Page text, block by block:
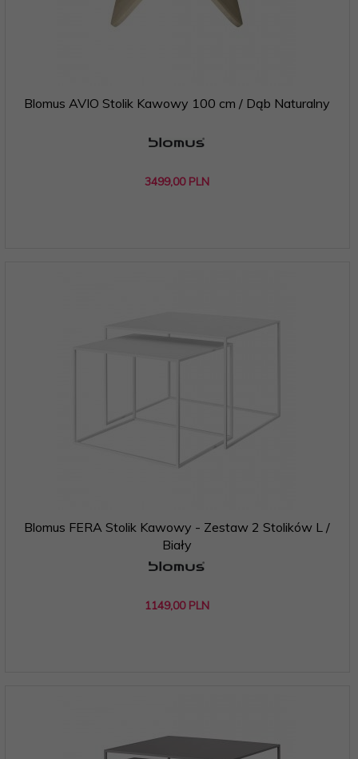
Blomus AVIO Stolik Kawowy 100 cm / Dąb Naturalny
3499,00 PLN
Blomus FERA Stolik Kawowy - Zestaw 2 Stolików L /
Biały
1149,00 PLN